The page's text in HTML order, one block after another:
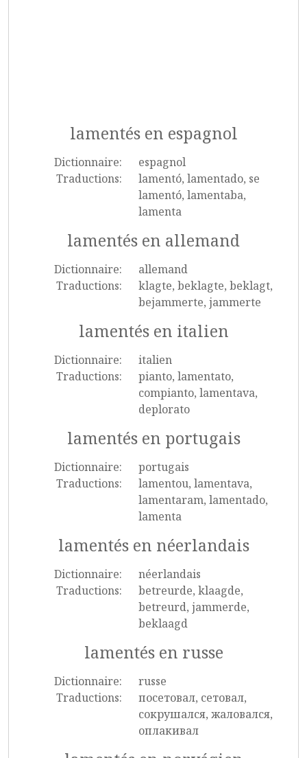
lamentés en espagnol
Dictionnaire:
espagnol
Traductions:
lamentó, lamentado, se
lamentó, lamentaba,
lamenta
lamentés en allemand
Dictionnaire:
allemand
Traductions:
klagte, beklagte, beklagt,
bejammerte, jammerte
lamentés en italien
Dictionnaire:
italien
Traductions:
pianto, lamentato,
compianto, lamentava,
deplorato
lamentés en portugais
Dictionnaire:
portugais
Traductions:
lamentou, lamentava,
lamentaram, lamentado,
lamenta
lamentés en néerlandais
Dictionnaire:
néerlandais
Traductions:
betreurde, klaagde,
betreurd, jammerde,
beklaagd
lamentés en russe
Dictionnaire:
russe
Traductions:
посетовал, сетовал,
сокрушался, жаловался,
оплакивал